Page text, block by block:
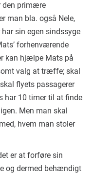
den primære
man bla. også Nele,
sin egen sindssyge
forhenværende
kan hjælpe Mats på
valg at træffe; skal
flyets passagerer
har 10 timer til at finde
Men man skal
hvem man stoler
er at forføre sin
og dermed behændigt